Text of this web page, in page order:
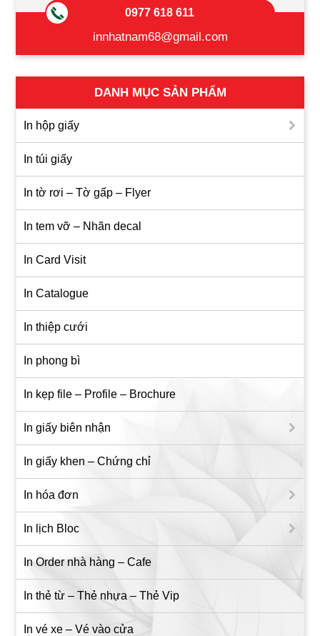
0977 618 611
innhatnam68@gmail.com
DANH MỤC SẢN PHẨM
In hộp giấy
In túi giấy
In tờ rơi – Tờ gấp – Flyer
In tem vỡ – Nhãn decal
In Card Visit
In Catalogue
In thiệp cưới
In phong bì
In kẹp file – Profile – Brochure
In giấy biên nhận
In giấy khen – Chứng chỉ
In hóa đơn
In lịch Bloc
In Order nhà hàng – Cafe
In thẻ từ – Thẻ nhựa – Thẻ Vip
In vé xe – Vé vào cửa